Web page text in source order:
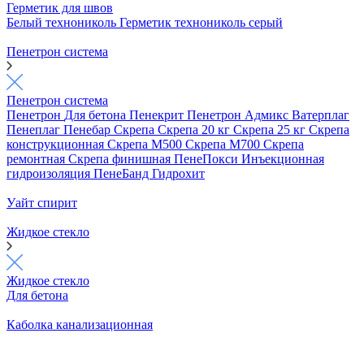
Герметик для швов
Белый технониколь Герметик технониколь серый
Пенетрон система
Пенетрон система
Пенетрон Для бетона Пенекрит Пенетрон Адмикс Ватерплаг
Пенеплаг Пенебар Скрепа Скрепа 20 кг Скрепа 25 кг Скрепа
конструкционная Скрепа М500 Скрепа М700 Скрепа
ремонтная Скрепа финишная ПенеПокси Инъекционная
гидроизоляция ПенеБанд Гидрохит
Уайт спирит
Жидкое стекло
Жидкое стекло
Для бетона
Каболка канализационная